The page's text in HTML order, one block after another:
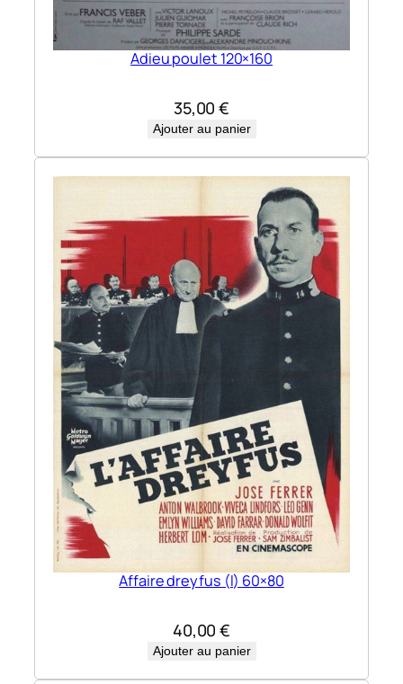
Adieu poulet 120×160
35,00€
Ajouter au panier
Affaire dreyfus (l) 60×80
40,00€
Ajouter au panier